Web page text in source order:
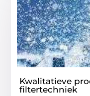
Kwalitatieve
filtertechniek